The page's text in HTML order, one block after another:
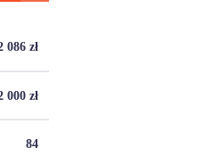
086 zł
000 zł
84